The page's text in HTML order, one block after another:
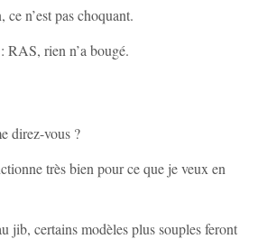
n’est pas choquant.
RAS, rien n’a bougé.
direz-vous ?
très bien pour ce que je veux en
jib, certains modèles plus souples feront